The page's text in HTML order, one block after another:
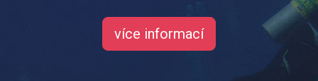
více informací